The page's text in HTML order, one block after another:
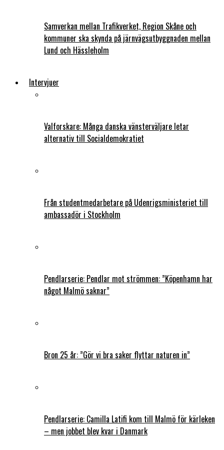
Samverkan mellan Trafikverket, Region Skåne och
kommuner ska skynda på järnvägsutbyggnaden mellan
Lund och Hässleholm
Intervjuer
Valforskare: Många danska vänsterväljare letar
alternativ till Socialdemokratiet
Från studentmedarbetare på Udenrigsministeriet till
ambassadör i Stockholm
Pendlarserie: Pendlar mot strömmen: ”Köpenhamn har
något Malmö saknar”
Bron 25 år: ”Gör vi bra saker flyttar naturen in”
Pendlarserie: Camilla Latifi kom till Malmö för kärleken
– men jobbet blev kvar i Danmark